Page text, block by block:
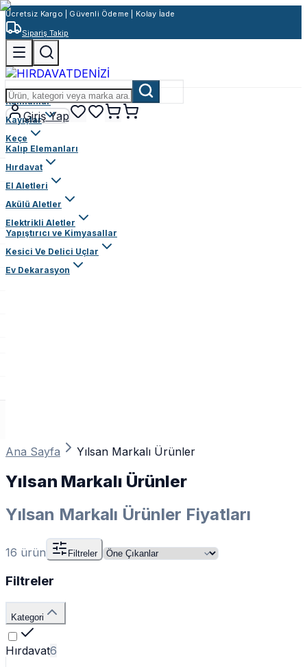
Ücretsiz Kargo | Güvenli Ödeme | Kolay İade
Sipariş Takip
Giriş Yap
Rulmanlar
Kayışlar
Keçe
Kalıp Elemanları
Hırdavat
El Aletleri
Akülü Aletler
Elektrikli Aletler
Yapıştırıcı ve Kimyasallar
Kesici Ve Delici Uçlar
Ev Dekarasyon
Ana Sayfa Yılsan Markalı Ürünler
Yılsan Markalı Ürünler
Yılsan Markalı Ürünler Fiyatları
16 ürün Filtreler
Filtreler
Kategori
Hırdavat6